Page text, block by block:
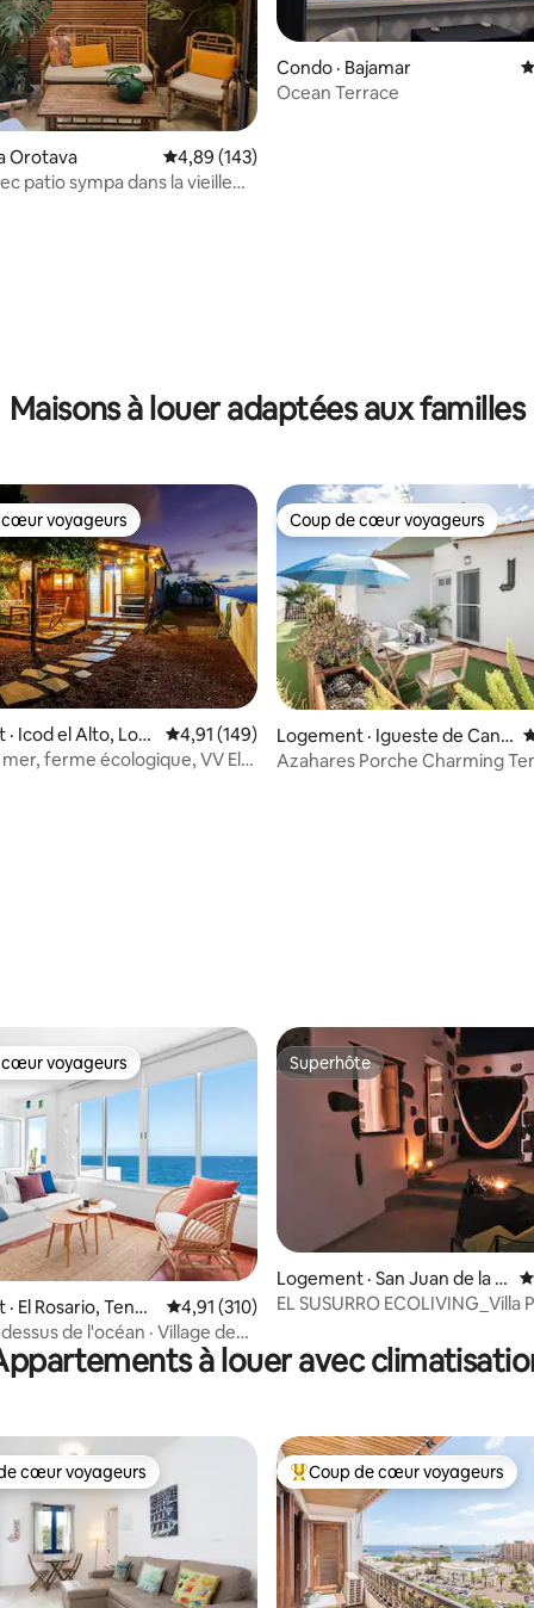
5, 107 commentaires
Orotava Note moyenne de 4,89 sur 5, 143
4,89 (143)
patio sympa dans la vieille
Condo · Bajamar
Ocean Terrace
Maisons à louer adaptées aux familles
5, 204 commentaires
cœur voyageurs
voyageurs
Icod el Alto, Los
Note moyenne de 4,91 sur 5, 149
4,91 (149)
ferme écologique, VV El
Coup de cœur voyageurs
Coup de cœur voyageurs
Logement · Igueste de Cand
elaria
Azahares Porche Charming
5, 116 commentaires
voyageurs
voyageurs
Note moyenne de 4,91 sur 5, 310
4,91 (310)
de l'océan · Village de
Superhôte
Superhôte
Logement · San Juan de la R
ambla
EL SUSURRO ECOLIVING_Villa
à louer avec
cœur voyageurs parmi les plus aimés
cœur voyageurs Coup de cœur voyageurs
Coup de cœur voyageurs